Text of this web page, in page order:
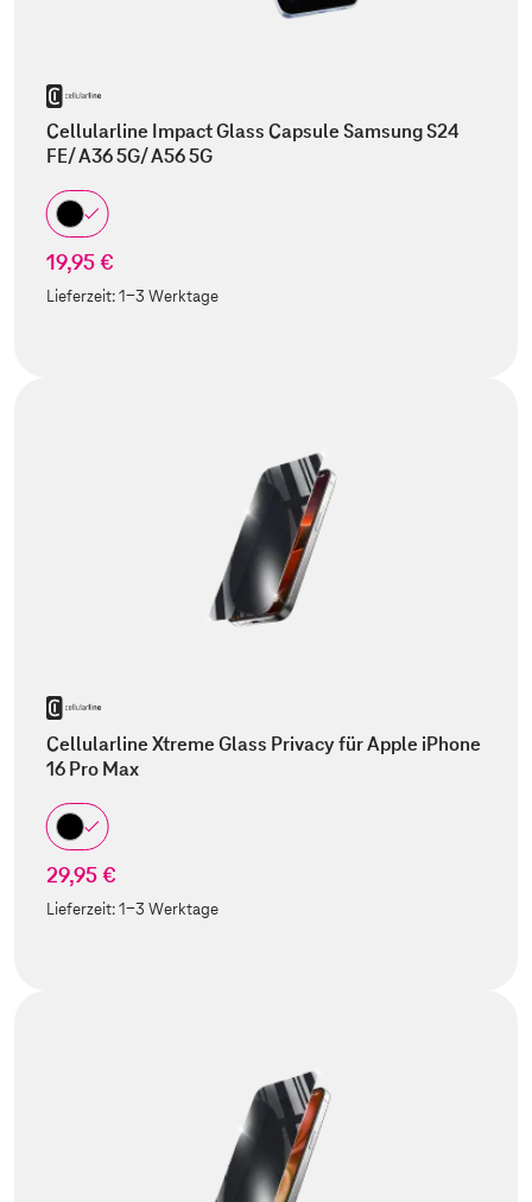
Cellularline Impact Glass Capsule Samsung S24
FE/ A36 5G/ A56 5G
19,95 €
Lieferzeit:1-3 Werktage
Cellularline Xtreme Glass Privacy für Apple iPhone
16 Pro Max
29,95 €
Lieferzeit:1-3 Werktage